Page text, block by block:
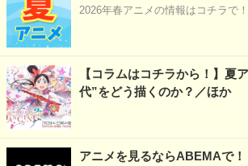
2026年春アニメの情報はコチラで！
【コラムはコチラから！】夏
代”をどう描くのか？／ほか
アニメを見るならABEMAで